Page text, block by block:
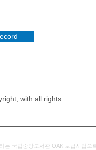
with all rights
는 국립중앙도서관 OAK 보급사업